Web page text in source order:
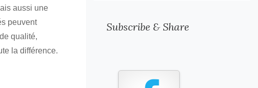
aussi une
peuvent
qualité,
la différence.